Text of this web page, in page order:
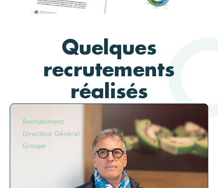
Quelques
recrutements
réalisés
Recrutement
Directeur Général
Groupe